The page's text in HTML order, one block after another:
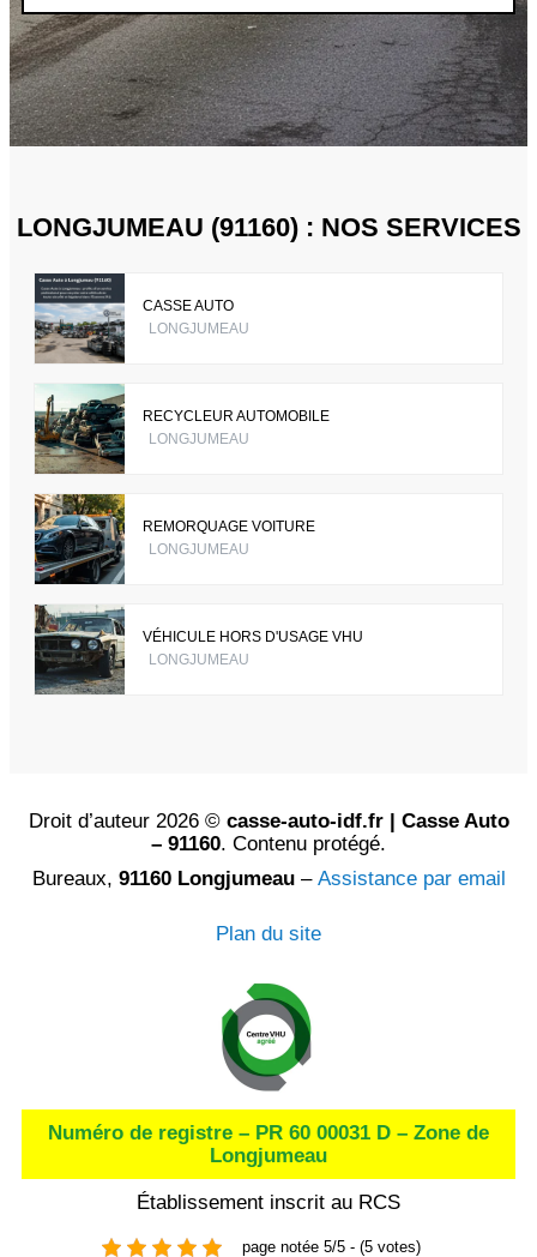
LONGJUMEAU (91160) : NOS SERVICES
CASSE AUTO
LONGJUMEAU
RECYCLEUR AUTOMOBILE
LONGJUMEAU
REMORQUAGE VOITURE
LONGJUMEAU
VÉHICULE HORS D'USAGE VHU
LONGJUMEAU
Droit d’auteur 2026 © casse-auto-idf.fr | Casse Auto
– 91160. Contenu protégé.
Bureaux, 91160 Longjumeau– Assistance par email
Plan du site
Numéro de registre – PR 60 00031 D – Zone de
Longjumeau
Établissement inscrit au RCS
page notée 5/5 - (5 votes)